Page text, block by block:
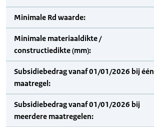
Minimale Rd waarde:
Minimale materiaaldikte /
constructiedikte (mm):
Subsidiebedrag vanaf 01/01/2026 bij één
maatregel:
Subsidiebedrag vanaf 01/01/2026 bij
meerdere maatregelen: